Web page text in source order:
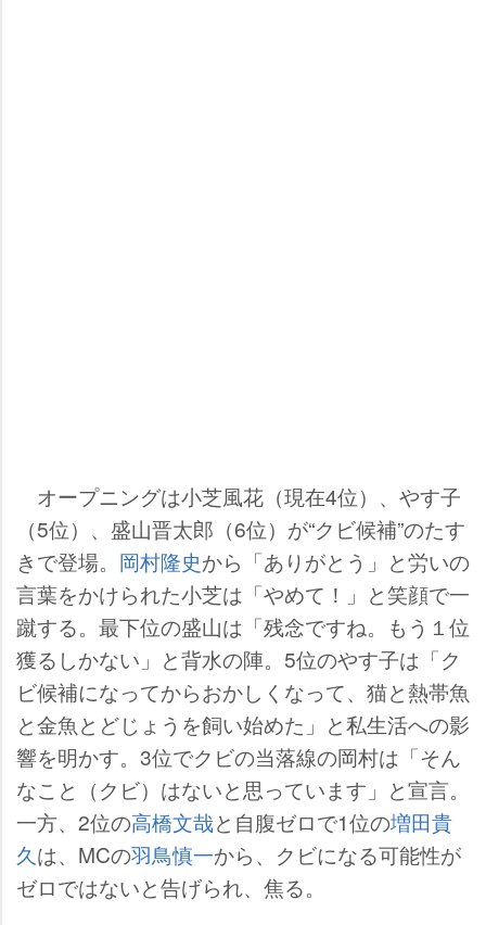
オープニングは小芝風花（現在4位）、やす子
（5位）、盛山晋太郎（6位）が“クビ候補”のたす
きで登場。 岡村隆史から「ありがとう」と労いの
言葉をかけられた小芝は「やめて！」と笑顔で一
蹴する。最下位の盛山は「残念ですね。もう１位
獲るしかない」と背水の陣。5位のやす子は「ク
ビ候補になってからおかしくなって、猫と熱帯魚
と金魚とどじょうを飼い始めた」と私生活への影
響を明かす。3位でクビの当落線の岡村は「そん
なこと（クビ）はないと思っています」と宣言。
一方、2位の高橋文哉と自腹ゼロで1位の増田貴
久は、MCの羽鳥慎一から、クビになる可能性が
ゼロではないと告げられ、焦る。